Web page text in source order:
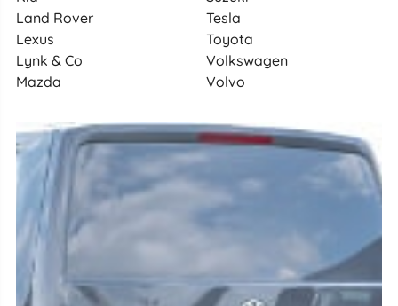
Land Rover
Lexus
Lynk & Co
Mazda
Tesla
Toyota
Volkswagen
Volvo